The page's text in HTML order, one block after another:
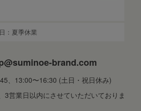
：夏季休業
brand.com
、13:00〜16:30 (土日・祝日休み)
3営業日以内にさせていただいておりま